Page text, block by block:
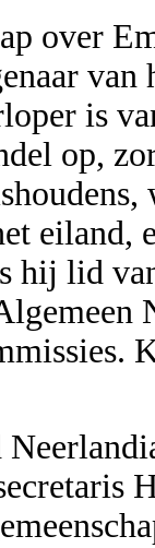
over
is
op,
eiland,
hij lid